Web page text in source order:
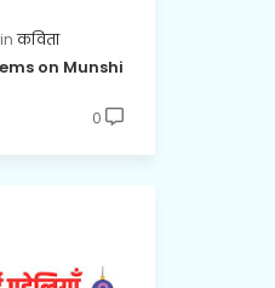
कविता
on Munshi
0